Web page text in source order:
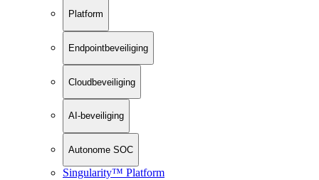
Platform
Endpointbeveiliging
Cloudbeveiliging
AI-beveiliging
Autonome SOC
Singularity™ Platform